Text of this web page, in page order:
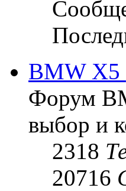
BMW X5
Форум
выбор и
2318
20716